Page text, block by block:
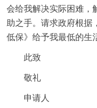
会给我解决实际困难，
助之手。请求政府根据
低保》给予我最低的生
此致
敬礼
申请人